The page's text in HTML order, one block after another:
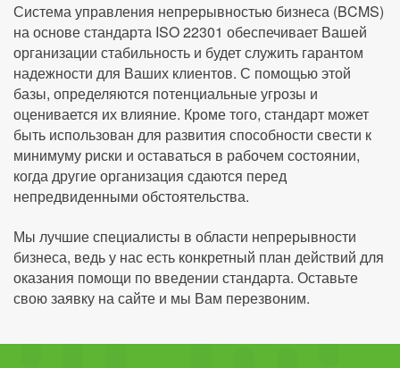
Система управления непрерывностью бизнеса (BCMS)
на основе стандарта ISO 22301 обеспечивает Вашей
организации стабильность и будет служить гарантом
надежности для Ваших клиентов. С помощью этой
базы, определяются потенциальные угрозы и
оценивается их влияние. Кроме того, стандарт может
быть использован для развития способности свести к
минимуму риски и оставаться в рабочем состоянии,
когда другие организация сдаются перед
непредвиденными обстоятельства.
Мы лучшие специалисты в области непрерывности
бизнеса, ведь у нас есть конкретный план действий для
оказания помощи по введении стандарта. Оставьте
свою заявку на сайте и мы Вам перезвоним.